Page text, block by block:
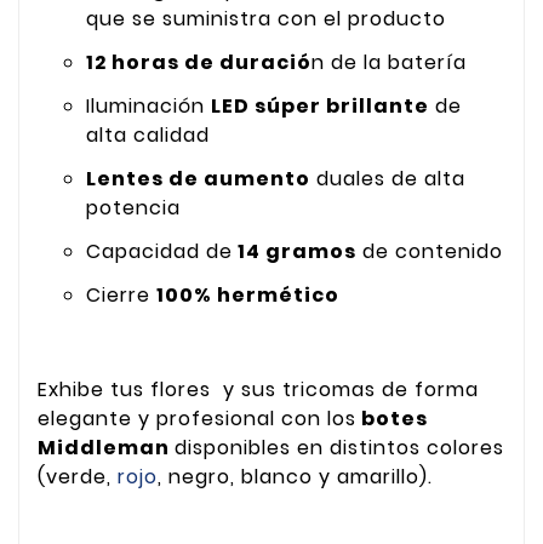
que se suministra con el producto
12 horas de duración de la batería
Iluminación LED súper brillante de
alta calidad
Lentes de aumento duales de alta
potencia
Capacidad de 14 gramos de contenido
Cierre 100% hermético
Exhibe tus flores y sus tricomas de forma
elegante y profesional con los botes
Middleman disponibles en distintos colores
(verde, rojo, negro, blanco y amarillo).